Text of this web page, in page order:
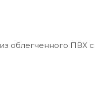
облегченного ПВХ